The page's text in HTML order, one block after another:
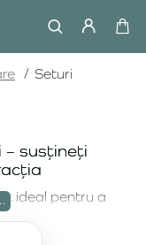
Seturi
– susțineți
ideal pentru a
Aceste
oportunitatea